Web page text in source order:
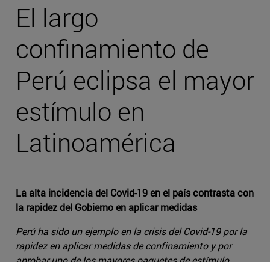
El largo
confinamiento de
Perú eclipsa el mayor
estímulo en
Latinoamérica
La alta incidencia del Covid-19 en el país contrasta con
la rapidez del Gobierno en aplicar medidas
Perú ha sido un ejemplo en la crisis del Covid-19 por la
rapidez en aplicar medidas de confinamiento y por